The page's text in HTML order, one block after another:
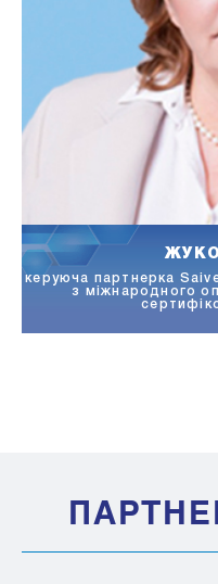
керуюча партнерка
з міжнародного